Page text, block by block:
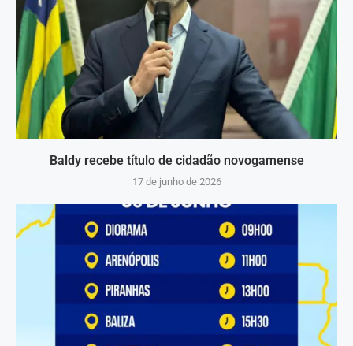
Baldy recebe título de cidadão novogamense
17 de junho de 2026